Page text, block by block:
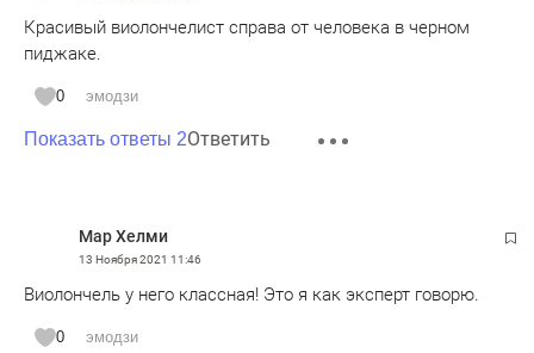
Красивый виолончелист справа от человека в черном
пиджаке.
0 эмодзи
Показать ответы 2Ответить
Мар Хелми
13 Ноября 2021 11:46
Виолончель у него классная! Это я как эксперт говорю.
0 эмодзи